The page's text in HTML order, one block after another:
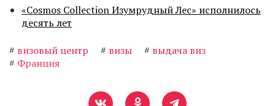
«Cosmos Collection Изумрудный Лес» исполнилось
десять лет
# визовый центр # визы # выдача виз
# Франция